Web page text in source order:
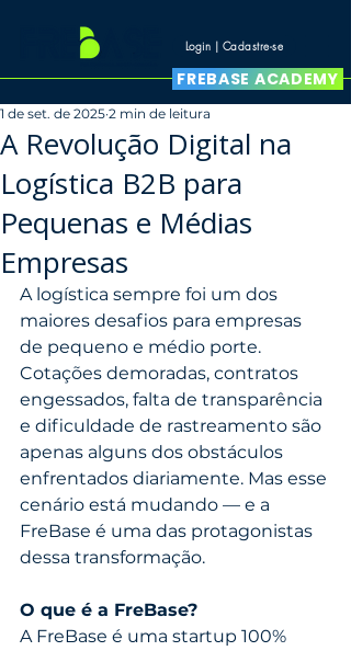
Login | Cadastre-se
FREBASE ACADEMY
A Revolução Digital na
Logística B2B para
Pequenas e Médias
Empresas
1 de set. de 2025 2 min de leitura
A logística sempre foi um dos
maiores desafios para empresas
de pequeno e médio porte.
Cotações demoradas, contratos
engessados, falta de transparência
e dificuldade de rastreamento são
apenas alguns dos obstáculos
enfrentados diariamente. Mas esse
cenário está mudando — e a
FreBase é uma das protagonistas
dessa transformação.
O que é a FreBase?
A FreBase é uma startup 100%